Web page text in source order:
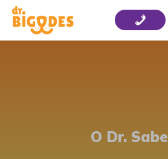
O Dr. Sabe